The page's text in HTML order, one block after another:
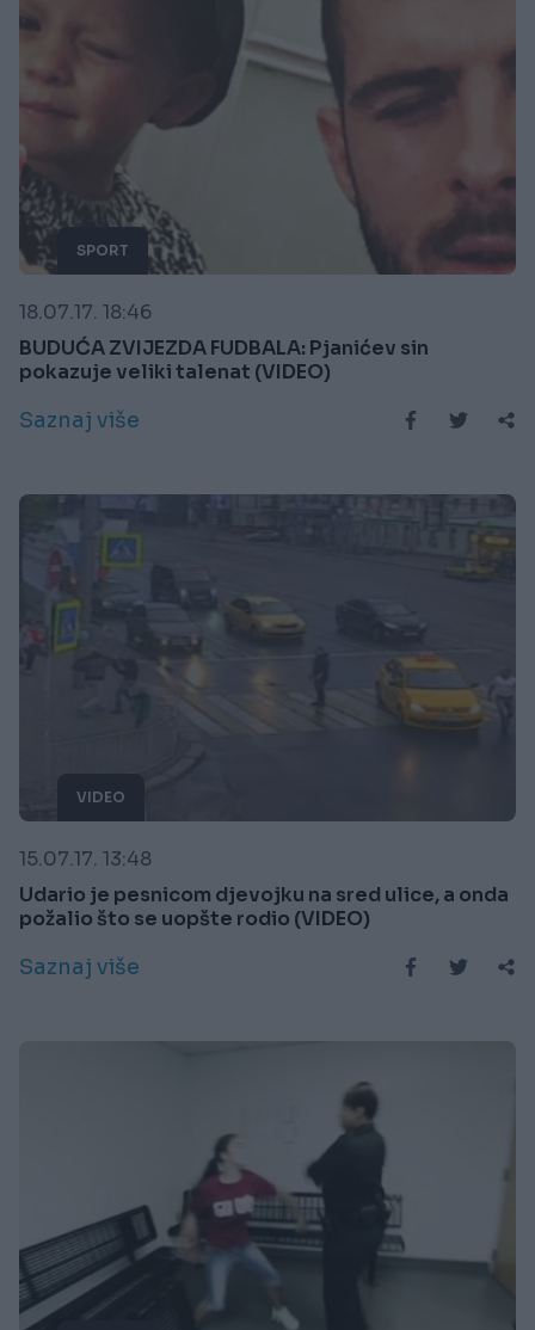
SPORT
18.07.17. 18:46
BUDUĆA ZVIJEZDA FUDBALA: Pjanićev sin
pokazuje veliki talenat (VIDEO)
Saznaj više
VIDEO
15.07.17. 13:48
Udario je pesnicom djevojku na sred ulice, a onda
požalio što se uopšte rodio (VIDEO)
Saznaj više